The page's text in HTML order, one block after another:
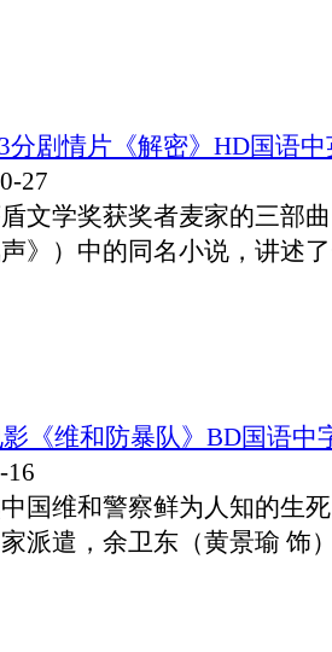
分剧情片《解密》HD国语
27
学奖获奖者麦家的三部曲
声》）中的同名小说，讲述
《维和防暴队》BD国语中
16
维和警察鲜为人知的生死
派遣，余卫东（黄景瑜 饰